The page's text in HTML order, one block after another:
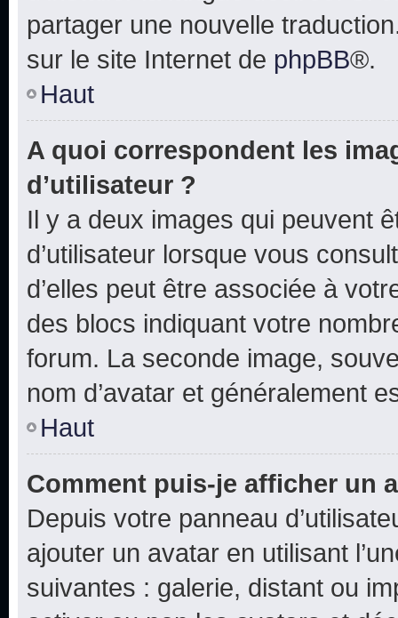
partager une nouvelle
sur le site Internet de phpBB®.
Haut
A quoi correspondent les
d’utilisateur ?
Il y a deux images qui peuvent
d’utilisateur lorsque vous
d’elles peut être associée à
des blocs indiquant votre
forum. La seconde image,
nom d’avatar et généralement
Haut
Comment puis-je afficher un
Depuis votre panneau
ajouter un avatar en utilisant
suivantes : galerie, distant ou